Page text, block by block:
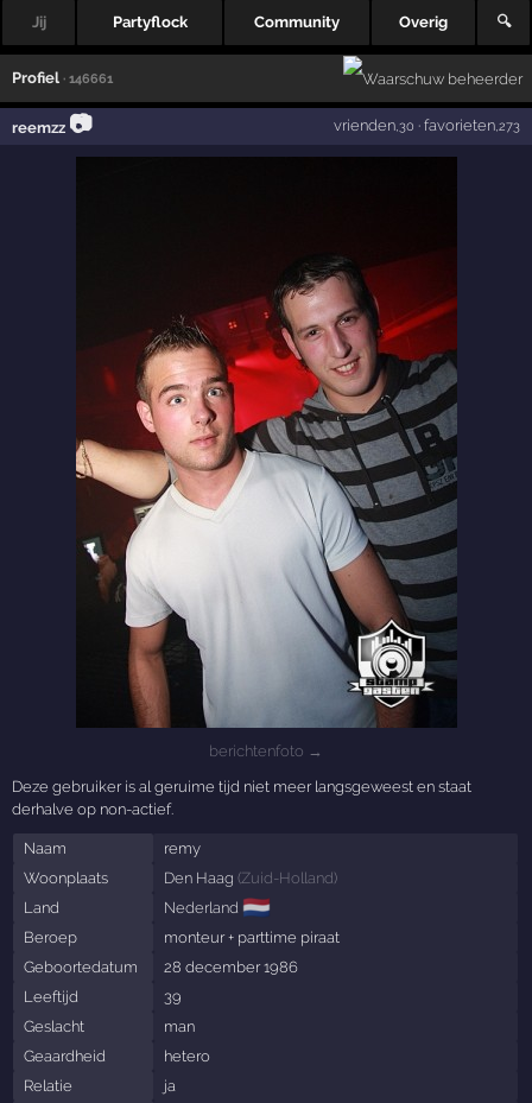
Jij Partyflock Community Overig 🔍
Profiel · 146661
reemzz 📷 vrienden,30 · favorieten,273
berichtenfoto →
Deze gebruiker is al geruime tijd niet meer langsgeweest en staat
derhalve op non-actief.
Naam
remy
Woonplaats
Den Haag (Zuid-Holland)
Land
Nederland 🇳🇱
Beroep
monteur + parttime piraat
Geboortedatum
28 december 1986
Leeftijd
39
Geslacht
man
Geaardheid
hetero
Relatie
ja